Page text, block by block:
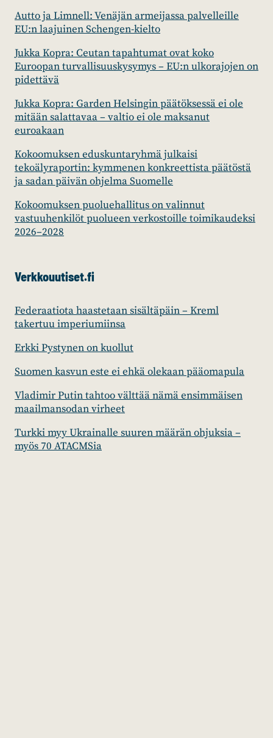
Autto ja Limnell: Venäjän armeijassa palvelleille
EU:n laajuinen Schengen-kielto
Jukka Kopra: Ceutan tapahtumat ovat koko
Euroopan turvallisuuskysymys – EU:n ulkorajojen on
pidettävä
Jukka Kopra: Garden Helsingin päätöksessä ei ole
mitään salattavaa – valtio ei ole maksanut
euroakaan
Kokoomuksen eduskuntaryhmä julkaisi
tekoälyraportin: kymmenen konkreettista päätöstä
ja sadan päivän ohjelma Suomelle
Kokoomuksen puoluehallitus on valinnut
vastuuhenkilöt puolueen verkostoille toimikaudeksi
2026–2028
Verkkouutiset.fi
Federaatiota haastetaan sisältäpäin – Kreml
takertuu imperiumiinsa
Erkki Pystynen on kuollut
Suomen kasvun este ei ehkä olekaan pääomapula
Vladimir Putin tahtoo välttää nämä ensimmäisen
maailmansodan virheet
Turkki myy Ukrainalle suuren määrän ohjuksia –
myös 70 ATACMSia